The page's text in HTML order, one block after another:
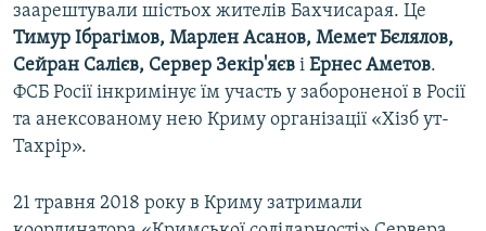
заарештували шістьох жителів Бахчисарая. Це
Тимур Ібрагімов, Марлен Асанов, Мемет Бєлялов,
Сейран Салієв, Сервер Зекір'яєв і Ернес Аметов.
ФСБ Росії інкримінує їм участь у забороненої в Росії
та анексованому нею Криму організації «Хізб ут-
Тахрір».
21 травня 2018 року в Криму затримали